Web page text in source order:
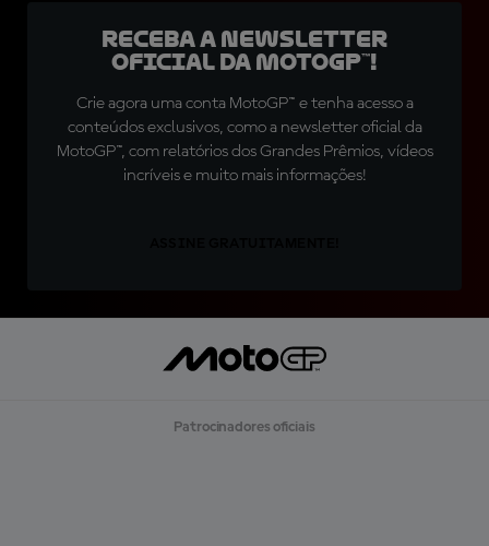
Receba a newsletter
oficial da MotoGP™!
Crie agora uma conta MotoGP™ e tenha acesso a
conteúdos exclusivos, como a newsletter oficial da
MotoGP™, com relatórios dos Grandes Prêmios, vídeos
incríveis e muito mais informações!
Patrocinadores oficiais